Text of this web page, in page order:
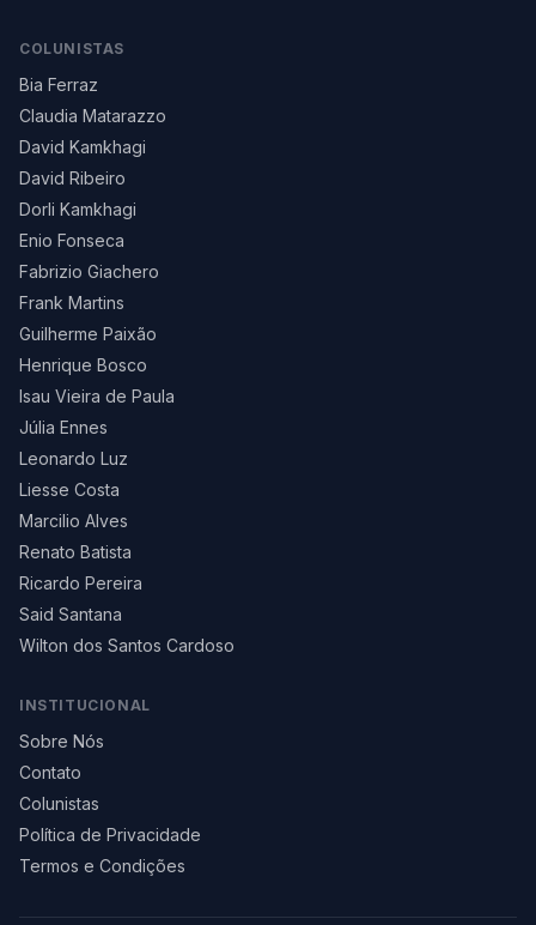
COLUNISTAS
Bia Ferraz
Claudia Matarazzo
David Kamkhagi
David Ribeiro
Dorli Kamkhagi
Enio Fonseca
Fabrizio Giachero
Frank Martins
Guilherme Paixão
Henrique Bosco
Isau Vieira de Paula
Júlia Ennes
Leonardo Luz
Liesse Costa
Marcilio Alves
Renato Batista
Ricardo Pereira
Said Santana
Wilton dos Santos Cardoso
INSTITUCIONAL
Sobre Nós
Contato
Colunistas
Política de Privacidade
Termos e Condições